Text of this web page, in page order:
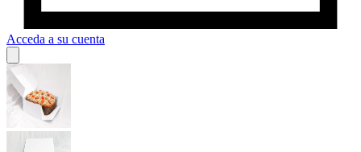
Acceda a su cuenta